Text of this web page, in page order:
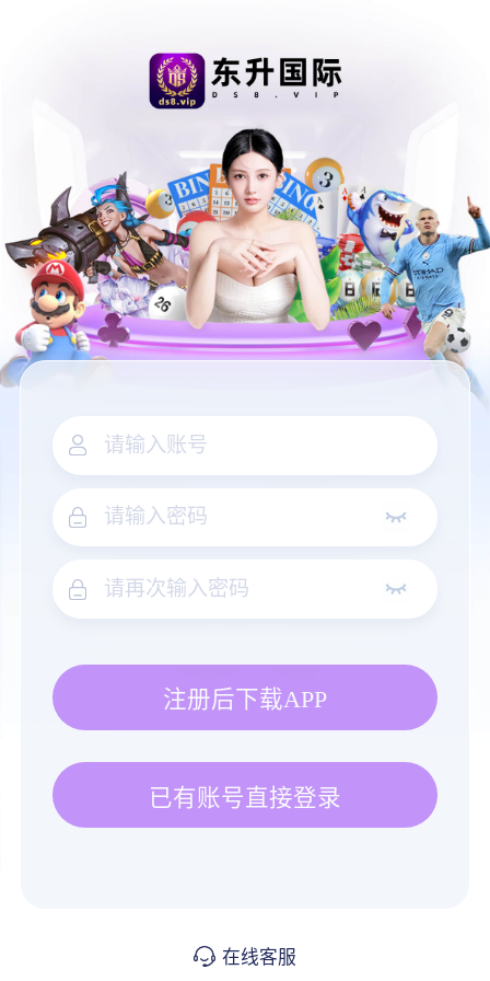
注册后下载APP
已有账号直接登录
在线客服